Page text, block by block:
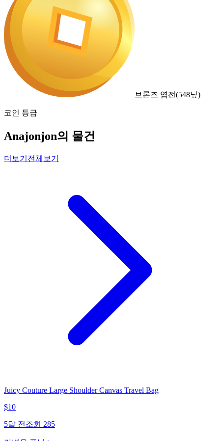
브론즈 엽전(548닢)
코인 등급
Anajonjon의 물건
더보기 전체보기
Juicy Couture Large Shoulder Canvas Travel Bag
$10
5달 전 조회 285